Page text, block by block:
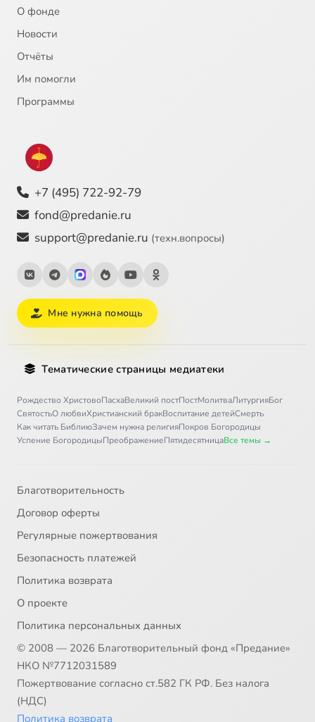
О фонде
Новости
Отчёты
Им помогли
Программы
+7 (495) 722-92-79
fond@predanie.ru
support@predanie.ru (техн.вопросы)
Мне нужна помощь
Тематические страницы медиатеки
Рождество ХристовоПасхаВеликий постПостМолитваЛитургияБог
СвятостьО любвиХристианский бракВоспитание детейСмерть
Как читать БиблиюЗачем нужна религияПокров Богородицы
Успение БогородицыПреображениеПятидесятницаВсе темы →
Благотворительность
Договор оферты
Регулярные пожертвования
Безопасность платежей
Политика возврата
О проекте
Политика персональных данных
© 2008 — 2026 Благотворительный фонд «Предание»
НКО №7712031589
Пожертвование согласно ст.582 ГК РФ. Без налога
(НДС)
Политика возврата